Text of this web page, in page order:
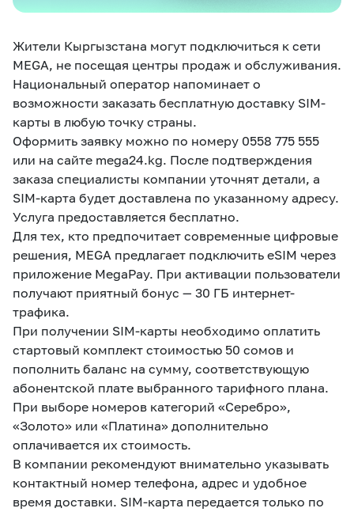
Звонки и SMS Подбор номера Доставка SIM
Карта офисов и
покрытие
MegaTV MegaPay
Жители Кыргызстана могут подключиться к сети
MEGA, не посещая центры продаж и обслуживания.
Национальный оператор напоминает о
возможности заказать бесплатную доставку SIM-
карты в любую точку страны.
Оформить заявку можно по номеру 0558 775 555
или на сайте mega24.kg. После подтверждения
заказа специалисты компании уточнят детали, а
SIM-карта будет доставлена по указанному адресу.
Услуга предоставляется бесплатно.
Для тех, кто предпочитает современные цифровые
решения, MEGA предлагает подключить eSIM через
приложение MegaPay. При активации пользователи
получают приятный бонус — 30 ГБ интернет-
трафика.
При получении SIM-карты необходимо оплатить
стартовый комплект стоимостью 50 сомов и
пополнить баланс на сумму, соответствующую
абонентской плате выбранного тарифного плана.
При выборе номеров категорий «Серебро»,
«Золото» или «Платина» дополнительно
оплачивается их стоимость.
В компании рекомендуют внимательно указывать
контактный номер телефона, адрес и удобное
время доставки. SIM-карта передается только по